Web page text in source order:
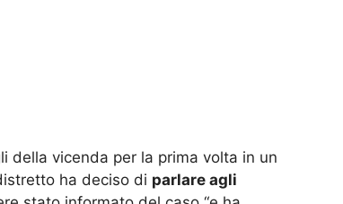
della vicenda per la prima volta in un
ha deciso di parlare agli